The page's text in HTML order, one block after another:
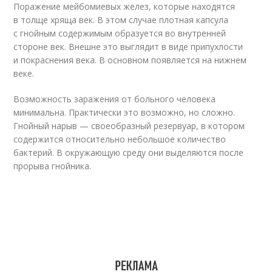
Поражение мейбомиевых желез, которые находятся
в толще хряща век. В этом случае плотная капсула
с гнойным содержимым образуется во внутренней
стороне век. Внешне это выглядит в виде припухлости
и покраснения века. В основном появляется на нижнем
веке.
Возможность заражения от больного человека
минимальна. Практически это возможно, но сложно.
Гнойный нарыв — своеобразный резервуар, в котором
содержится относительно небольшое количество
бактерий. В окружающую среду они выделяются после
прорыва гнойника.